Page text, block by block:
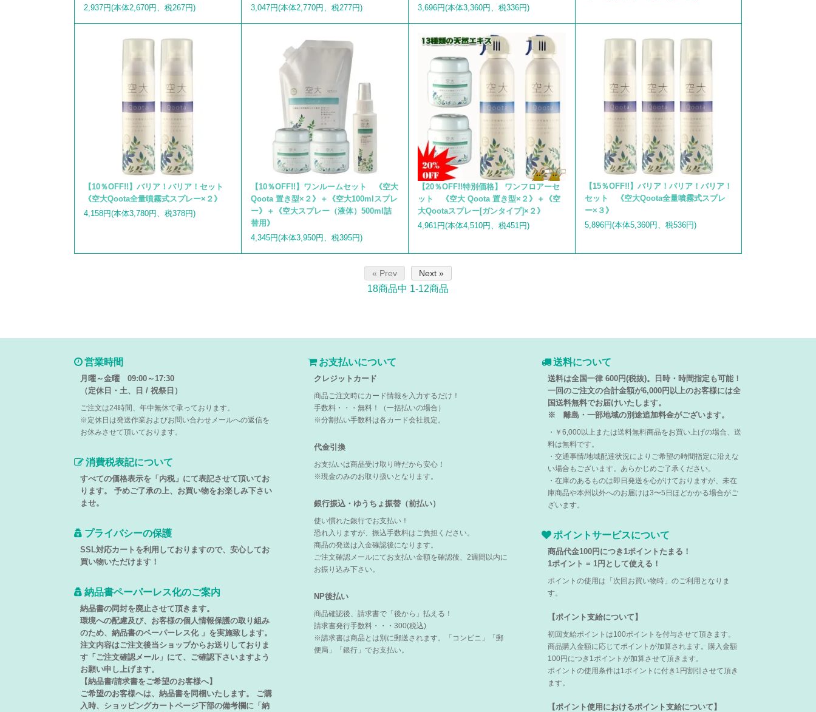
2,937円(本体2,670円、税267円)
3,047円(本体2,770円、税277円)
3,696円(本体3,360円、税336円)
【10％OFF!!】バリア！バリア！セット
《空大Qoota全量噴霧式スプレー×２》
4,158円(本体3,780円、税378円)
【10％OFF!!】ワンルームセット 《空大
Qoota 置き型×２》＋《空大100mlスプレ
ー》＋《空大スプレー（液体）500ml詰
替用》
4,345円(本体3,950円、税395円)
【20％OFF!!特別価格】 ワンフロアーセ
ット 《空大 Qoota 置き型×２》＋《空
大Qootaスプレー[ガンタイプ]×２》
4,961円(本体4,510円、税451円)
【15％OFF!!】バリア！バリア！バリア！
セット 《空大Qoota全量噴霧式スプレ
ー×３》
5,896円(本体5,360円、税536円)
« Prev Next »
18商品中 1-12商品
営業時間
月曜～金曜 09:00～17:30
（定休日・土、日 / 祝祭日）
ご注文は24時間、年中無休で承っております。
※定休日は発送作業およびお問い合わせメールへの返信を
お休みさせて頂いております。
消費税表記について
すべての価格表示を「内税」にて表記させて頂いてお
ります。 予めご了承の上、お買い物をお楽しみ下さい
ませ。
プライバシーの保護
SSL対応カートを利用しておりますので、安心してお
買い物いただけます！
納品書ペーパーレス化のご案内
納品書の同封を廃止させて頂きます。
環境への配慮及び、お客様の個人情報保護の取り組み
のため、納品書のペーパーレス化 」を実施致します。
注文内容はご注文後当ショップからお送りしておりま
す「ご注文確認メール」にて、ご確認下さいますよう
お願い申し上げます。
【納品書/請求書をご希望のお客様へ】
ご希望のお客様へは、納品書を同梱いたします。 ご購
入時、ショッピングカートページ下部の備考欄に「納
お支払いについて
クレジットカード
商品ご注文時にカード情報を入力するだけ！
手数料・・・無料！（一括払いの場合）
※分割払い手数料は各カード会社規定。
代金引換
お支払いは商品受け取り時だから安心！
※現金のみのお取り扱いとなります。
銀行振込・ゆうちょ振替（前払い）
使い慣れた銀行でお支払い！
恐れ入りますが、振込手数料はご負担ください。
商品の発送は入金確認後になります。
ご注文確認メールにてお支払い金額を確認後、2週間以内に
お振り込み下さい。
NP後払い
商品確認後、請求書で「後から」払える！
請求書発行手数料・・・300(税込)
※請求書は商品とは別に郵送されます。「コンビニ」「郵
便局」「銀行」でお支払い。
送料について
送料は全国一律 600円(税抜)。日時・時間指定も可能！
一回のご注文の合計金額が6,000円以上のお客様には全
国送料無料でお届けいたします。
※ 離島・一部地域の別途追加料金がございます。
・￥6,000以上または送料無料商品をお買い上げの場合、送
料は無料です。
・交通事情/地域配達状況によりご希望の時間指定に沿えな
い場合もございます。あらかじめご了承ください。
・在庫のあるものは即日発送を心がけておりますが、未在
庫商品や本州以外へのお届けは3〜5日ほどかかる場合がご
ざいます。
ポイントサービスについて
商品代金100円につき1ポイントたまる！
1ポイント = 1円として使える！
ポイントの使用は「次回お買い物時」のご利用となりま
す。
【ポイント支給について】
初回支給ポイントは100ポイントを付与させて頂きます。
商品購入金額に応じてポイントが加算されます。購入金額
100円につき1ポイントが加算させて頂きます。
ポイントの使用条件は1ポイントに付き1円割引させて頂き
ます。
【ポイント使用におけるポイント支給について】